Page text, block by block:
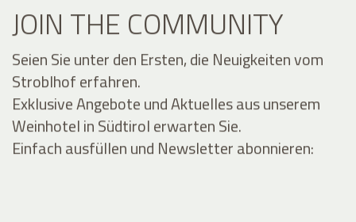
JOIN THE COMMUNITY
Seien Sie unter den Ersten, die Neuigkeiten vom
Stroblhof erfahren.
Exklusive Angebote und Aktuelles aus unserem
Weinhotel in Südtirol erwarten Sie.
Einfach ausfüllen und Newsletter abonnieren: